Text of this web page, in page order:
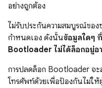
อย่างถูกต้อง
ไม่รับประกันความสมบูรณ์ขอ
กำหนดเอง ดังนั้นข้อมูลใดๆ
Bootloader ไม่ได้ล็อกอยู่อ
การปลดล็อก Bootloader จ
โทรศัพท์ด้วยเพื่อป้องกันไม่ใ